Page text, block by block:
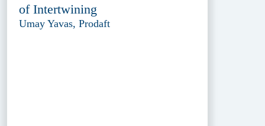
of Intertwining
Umay Yavas, Prodaft